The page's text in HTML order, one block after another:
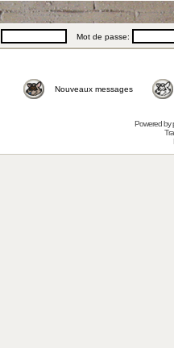
Mot de passe:
Nouveaux messages
Powered by